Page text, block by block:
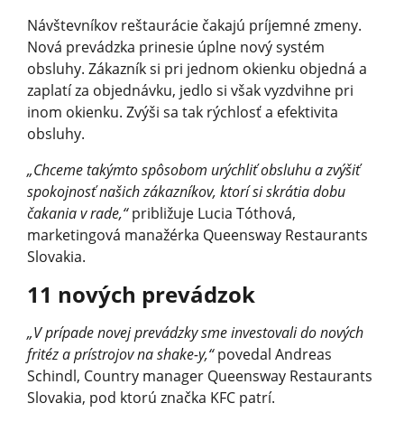
Návštevníkov reštaurácie čakajú príjemné zmeny.
Nová prevádzka prinesie úplne nový systém
obsluhy. Zákazník si pri jednom okienku objedná a
zaplatí za objednávku, jedlo si však vyzdvihne pri
inom okienku. Zvýši sa tak rýchlosť a efektivita
obsluhy.
„Chceme takýmto spôsobom urýchliť obsluhu a zvýšiť
spokojnosť našich zákazníkov, ktorí si skrátia dobu
čakania v rade,“približuje Lucia Tóthová,
marketingová manažérka Queensway Restaurants
Slovakia.
11 nových prevádzok
„V prípade novej prevádzky sme investovali do nových
fritéz a prístrojov na shake-y,“povedal Andreas
Schindl, Country manager Queensway Restaurants
Slovakia, pod ktorú značka KFC patrí.